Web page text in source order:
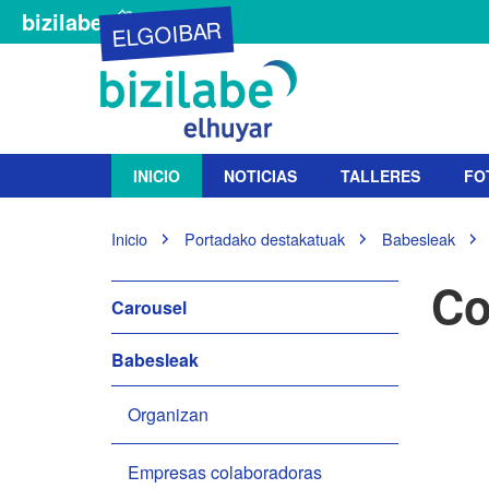
bizilabe ELGOIBAR
INICIO NOTICIAS TALLERES
U
t
e
s
t
Inicio Portadako destakatuak Babesleak
N
a
v
e
g
a
c
Carousel
Babesleak
Organizan
Empresas colaboradoras